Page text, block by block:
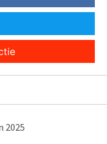
2025